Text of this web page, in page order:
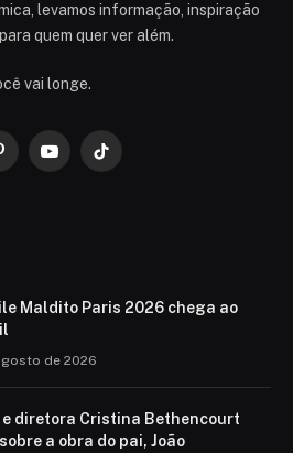
levamos informação, inspiração
quem quer ver além.
vai longe.
YouTubeTikTok
Maldito Paris 2026 chega ao
de 2026
diretora Cristina Bethencourt
a obra do pai, João